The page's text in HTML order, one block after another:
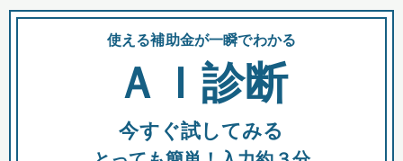
都道府県
全国の検索結果を含めて表示
使える補助金が一瞬でわかる
ＡＩ診断
今すぐ試してみる